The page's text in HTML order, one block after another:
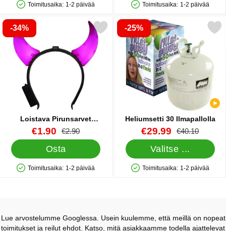
Saatavuus: Varastossa
Toimitusaika: 1-2 päivää
Saatavuus: Varastossa
Toimitusaika: 1-2 päivää
-34%
Loistava Pirunsarvet
Vaaleanpunainen
Tuote.nro 83363
uusi hinta
€1.90 vanha hinta
€2.90
Osta
Saatavuus: Varastossa
Toimitusaika: 1-2 päivää
loistava Pirunsarvet Vaaleanpunainen suosikiksi
-25%
Heliumsetti 30 Ilmapallolla
Tuote.nro 1386
uusi hinta
€29.99 vanha hinta
€40.10
Valitse ...
Saatavuus: Varastossa
Toimitusaika: 1-2 päivää
Merkitse heliumsetti 30
Lue arvostelumme Googlessa. Usein kuulemme, että meillä on nopeat
toimitukset ja reilut ehdot. Katso, mitä asiakkaamme todella ajattelevat